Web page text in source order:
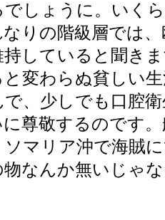
でしょうに。いく
りの階級層では
していると聞き
変わらぬ貧しい
、少しでも口腔
尊敬するのです
マリア沖で海賊
なんか無いじゃ